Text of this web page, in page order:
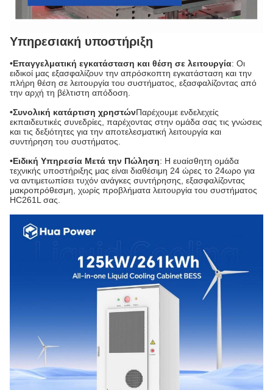
Υπηρεσιακή υποστήριξη
•Επαγγελματική εγκατάσταση και θέση σε λειτουργία: Οι
ειδικοί μας εξασφαλίζουν την απρόσκοπτη εγκατάσταση και την
πλήρη θέση σε λειτουργία του συστήματος, εξασφαλίζοντας από
την αρχή τη βέλτιστη απόδοση.
•Συνολική κατάρτιση χρηστώνΠαρέχουμε ενδελεχείς
εκπαιδευτικές συνεδρίες, παρέχοντας στην ομάδα σας τις γνώσεις
και τις δεξιότητες για την αποτελεσματική λειτουργία και
συντήρηση του συστήματος.
•Ειδική Υπηρεσία Μετά την Πώληση: Η ευαίσθητη ομάδα
τεχνικής υποστήριξης μας είναι διαθέσιμη 24 ώρες το 24ωρο για
να αντιμετωπίσει τυχόν ανάγκες συντήρησης, εξασφαλίζοντας
μακροπρόθεσμη, χωρίς προβλήματα λειτουργία του συστήματος
HC261L σας.